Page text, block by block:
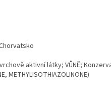
aktivní látky; VŮNĚ;
METHYLISOTHIAZOLINONE)